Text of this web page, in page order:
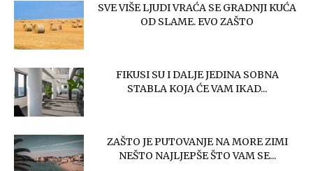
SVE VIŠE LJUDI VRAĆA SE GRADNJI KUĆA
OD SLAME. EVO ZAŠTO
FIKUSI SU I DALJE JEDINA SOBNA
STABLA KOJA ĆE VAM IKAD...
ZAŠTO JE PUTOVANJE NA MORE ZIMI
NEŠTO NAJLJEPŠE ŠTO VAM SE...